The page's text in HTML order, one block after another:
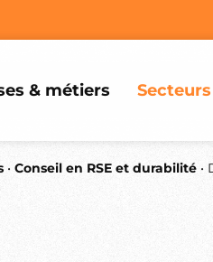
& métiers Secteurs
• Conseil en RSE et durabilité•